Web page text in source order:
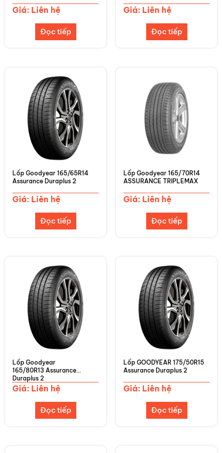
Giá: Liên hệ
Đọc tiếp
Giá: Liên hệ
Đọc tiếp
Lốp Goodyear 165/65R14
Assurance Duraplus 2
Giá: Liên hệ
Đọc tiếp
Lốp Goodyear 165/70R14
ASSURANCE TRIPLEMAX
Giá: Liên hệ
Đọc tiếp
Lốp Goodyear
165/80R13 Assurance
Duraplus 2
Giá: Liên hệ
Đọc tiếp
Lốp GOODYEAR 175/50R15
Assurance Duraplus 2
Giá: Liên hệ
Đọc tiếp